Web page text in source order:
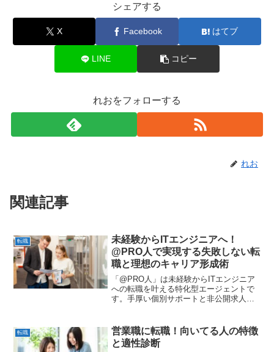
シェアする
X Facebook はてブ
LINE コピー
れおをフォローする
れお
関連記事
転職
未経験からITエンジニアへ！
@PRO人で実現する失敗しない転
職と理想のキャリア形成術
「@PRO人」は未経験からITエンジニア
への転職を叶える特化型エージェントで
す。手厚い個別サポートと非公開求人の
実現しましょう！
転職
営業職に転職！向いてる人の特徴
と適性診断